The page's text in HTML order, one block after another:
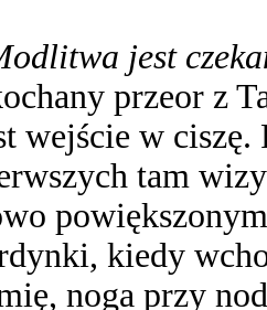
jest
przeor z
wejście w ciszę.
tam
kiedy
noga przy